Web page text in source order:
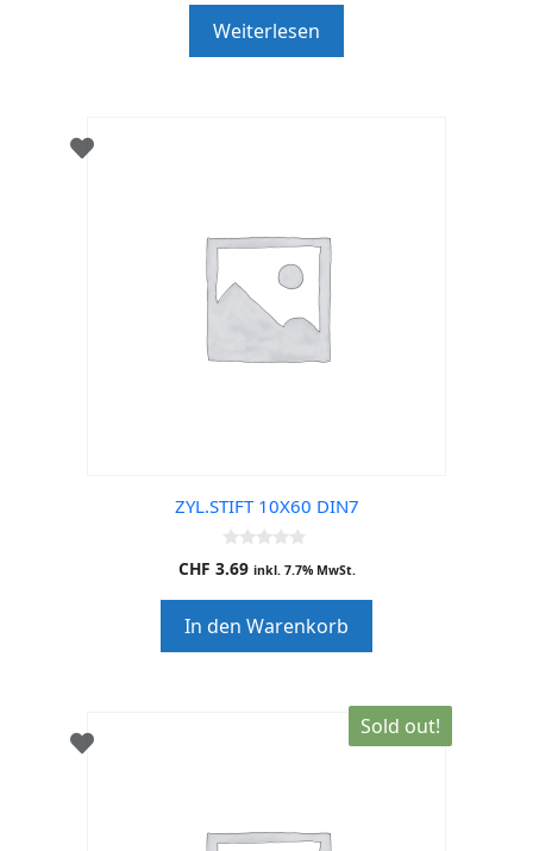
o
f
5
Weiterlesen
ZYL.STIFT 10X60 DIN7
0
o
o
f
5
CHF 3.69 inkl. 7.7% MwSt.
In den Warenkorb
Sold out!